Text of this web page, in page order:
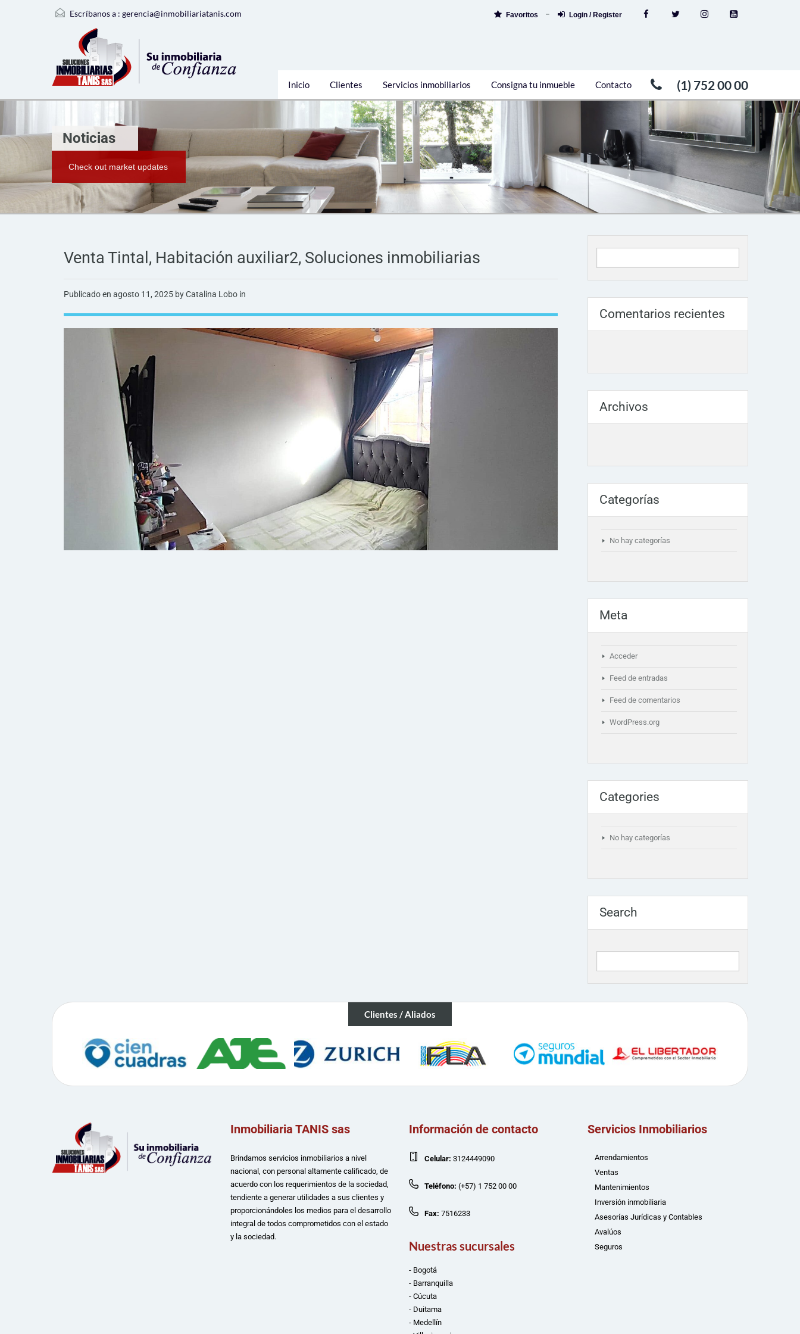
Escríbanos a : gerencia@inmobiliariatanis.com Favoritos Login / Register
(1) 752 00 00
Inicio Clientes Servicios inmobiliarios Consigna tu inmueble Contacto
Noticias
Check out market updates
Venta Tintal, Habitación auxiliar2, Soluciones inmobiliarias
Publicado en agosto 11, 2025 by Catalina Lobo in
Comentarios recientes
Archivos
Categorías
No hay categorías
Meta
Acceder
Feed de entradas
Feed de comentarios
WordPress.org
Categories
No hay categorías
Search
Clientes / Aliados
Inmobiliaria TANIS sas
Brindamos servicios inmobiliarios a nivel
nacional, con personal altamente calificado, de
acuerdo con los requerimientos de la sociedad,
tendiente a generar utilidades a sus clientes y
proporcionándoles los medios para el desarrollo
integral de todos comprometidos con el estado
y la sociedad.
Información de contacto
Celular: 3124449090
Teléfono: (+57) 1 752 00 00
Fax: 7516233
Nuestras sucursales
- Bogotá
- Barranquilla
- Cúcuta
- Duitama
- Medellín
Servicios Inmobiliarios
Arrendamientos
Ventas
Mantenimientos
Inversión inmobiliaria
Asesorías Jurídicas y Contables
Avalúos
Seguros